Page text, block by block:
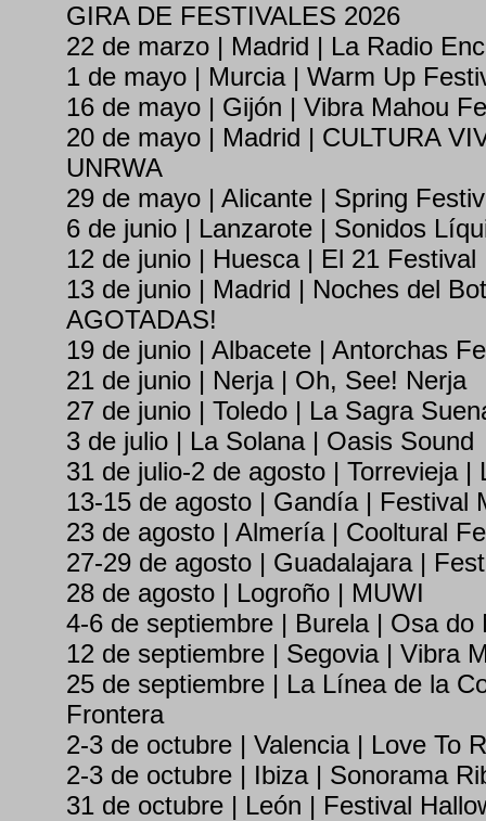
GIRA DE FESTIVALES 2026
22 de marzo | Madrid | La Radio
1 de mayo | Murcia | Warm Up
16 de mayo | Gijón | Vibra Mahou
20 de mayo | Madrid | CULTURA
UNRWA
29 de mayo | Alicante | Spring
6 de junio | Lanzarote | Sonidos
12 de junio | Huesca | El 21 Festival
13 de junio | Madrid | Noches del
AGOTADAS!
19 de junio | Albacete | Antorchas
21 de junio | Nerja | Oh, See! Nerja
27 de junio | Toledo | La Sagra
3 de julio | La Solana | Oasis Sound
31 de julio-2 de agosto | Torrevieja |
13-15 de agosto | Gandía | Festival
23 de agosto | Almería | Cooltural
27-29 de agosto | Guadalajara |
28 de agosto | Logroño | MUWI
4-6 de septiembre | Burela | Osa do
12 de septiembre | Segovia | Vibra
25 de septiembre | La Línea de la
Frontera
2-3 de octubre | Valencia | Love To
2-3 de octubre | Ibiza | Sonorama
31 de octubre | León | Festival